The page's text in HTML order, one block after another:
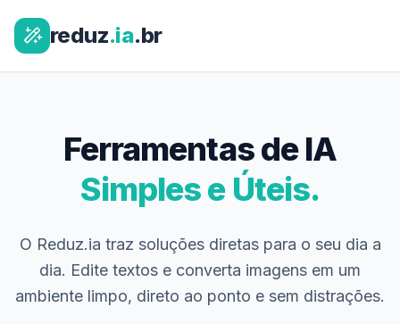
reduz.ia.br
Ferramentas de IA
Simples e Úteis.
O Reduz.ia traz soluções diretas para o seu dia a
dia. Edite textos e converta imagens em um
ambiente limpo, direto ao ponto e sem distrações.